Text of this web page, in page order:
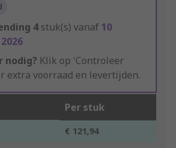
4stuk(s) vanaf 10
nodig? Klik op 'Controleer
extra voorraad en levertijden.
Per stuk
€ 121,94